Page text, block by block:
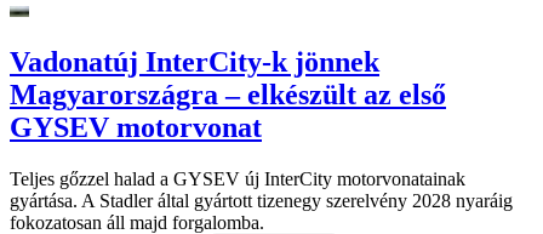
Vadonatúj InterCity-k jönnek
Magyarországra – elkészült az első
GYSEV motorvonat
Teljes gőzzel halad a GYSEV új InterCity motorvonatainak
gyártása. A Stadler által gyártott tizenegy szerelvény 2028 nyaráig
fokozatosan áll majd forgalomba.